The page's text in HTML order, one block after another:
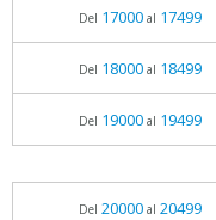
Del 17000al 17499
Del 18000al 18499
Del 19000al 19499
Del 20000al 20499